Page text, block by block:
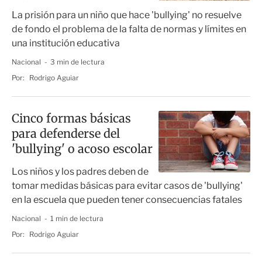
La prisión para un niño que hace 'bullying' no resuelve
de fondo el problema de la falta de normas y límites en
una institución educativa
Nacional
3 min de lectura
Por:
Rodrigo Aguiar
Cinco formas básicas
para defenderse del
'bullying' o acoso escolar
Los niños y los padres deben de
tomar medidas básicas para evitar casos de 'bullying'
en la escuela que pueden tener consecuencias fatales
Nacional
1 min de lectura
Por:
Rodrigo Aguiar